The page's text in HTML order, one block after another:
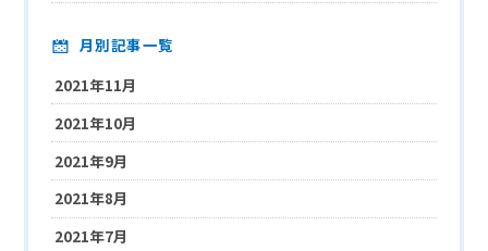
月別記事一覧
2021年11月
2021年10月
2021年9月
2021年8月
2021年7月